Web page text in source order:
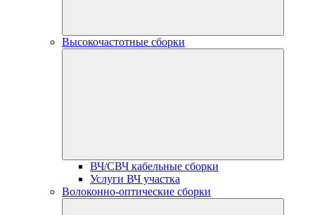
Высокочастотные сборки
ВЧ/СВЧ кабельные сборки
Услуги ВЧ участка
Волоконно-оптические сборки